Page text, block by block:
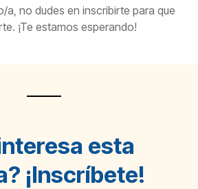
a, no dudes en inscribirte para que
¡Te estamos esperando!
esta
¡Inscríbete!